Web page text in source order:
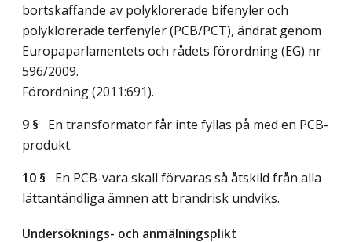
bortskaffande av polyklorerade bifenyler och
polyklorerade terfenyler (PCB/PCT), ändrat genom
Europaparlamentets och rådets förordning (EG) nr
596/2009.
Förordning (2011:691).
9 § En transformator får inte fyllas på med en PCB-
produkt.
10 § En PCB-vara skall förvaras så åtskild från alla
lättantändliga ämnen att brandrisk undviks.
Undersöknings- och anmälningsplikt